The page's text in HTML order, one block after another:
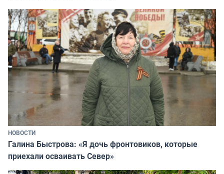
НОВОСТИ
Галина Быстрова: «Я дочь фронтовиков, которые
приехали осваивать Север»